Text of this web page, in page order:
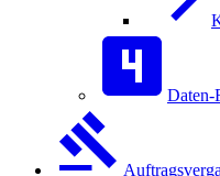
Daten-